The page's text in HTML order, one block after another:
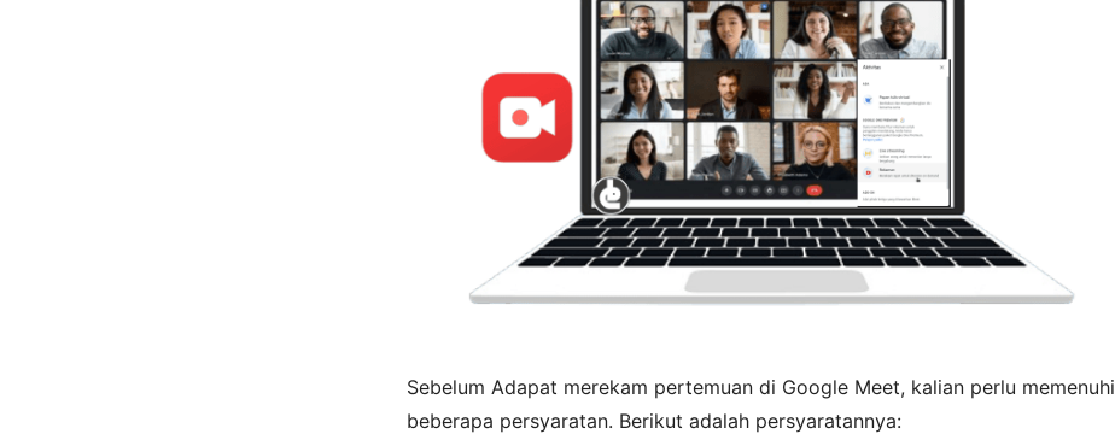
Sebelum Adapat merekam pertemuan di Google Meet, kalian perlu memenuhi
beberapa persyaratan. Berikut adalah persyaratannya: